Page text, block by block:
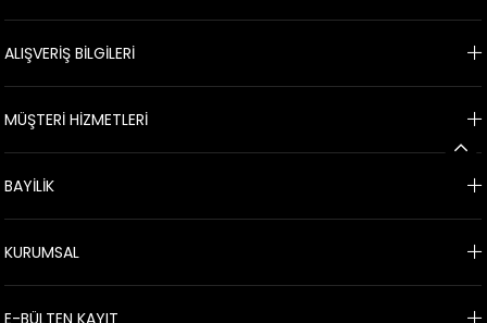
ALIŞVERİŞ BİLGİLERİ
MÜŞTERİ HİZMETLERİ
BAYİLİK
KURUMSAL
E-BÜLTEN KAYIT